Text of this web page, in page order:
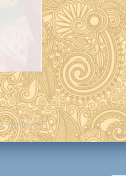
www.afisha-irkutsk.ru